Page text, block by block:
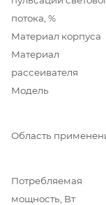
потока, %
Материал корпуса
Материал
рассеивателя
Модель
Область
Потребляемая
мощность, Вт